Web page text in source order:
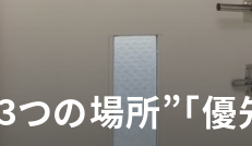
の場所”「優